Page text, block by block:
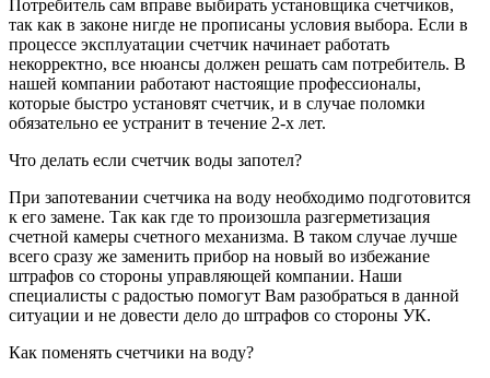
Потребитель сам вправе выбирать установщика счетчиков,
так как в законе нигде не прописаны условия выбора. Если в
процессе эксплуатации счетчик начинает работать
некорректно, все нюансы должен решать сам потребитель. В
нашей компании работают настоящие профессионалы,
которые быстро установят счетчик, и в случае поломки
обязательно ее устранит в течение 2-х лет.
Что делать если счетчик воды запотел?
При запотевании счетчика на воду необходимо подготовится
к его замене. Так как где то произошла разгерметизация
счетной камеры счетного механизма. В таком случае лучше
всего сразу же заменить прибор на новый во избежание
штрафов со стороны управляющей компании. Наши
специалисты с радостью помогут Вам разобраться в данной
ситуации и не довести дело до штрафов со стороны УК.
Как поменять счетчики на воду?